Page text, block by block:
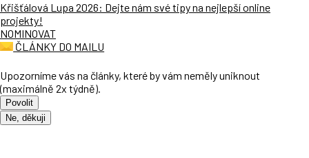
Křišťálová Lupa 2026: Dejte nám své tipy na nejlepší online
projekty!
NOMINOVAT
ČLÁNKY DO MAILU
Upozorníme vás na články, které by vám neměly uniknout
(maximálně 2x týdně).
Povolit
Ne, děkuji